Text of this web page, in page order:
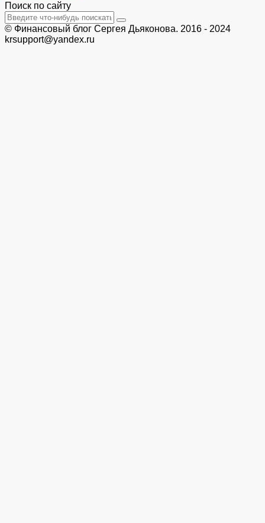
Поиск по сайту
© Финансовый блог Сергея Дьяконова. 2016 - 2024
krsupport@yandex.ru